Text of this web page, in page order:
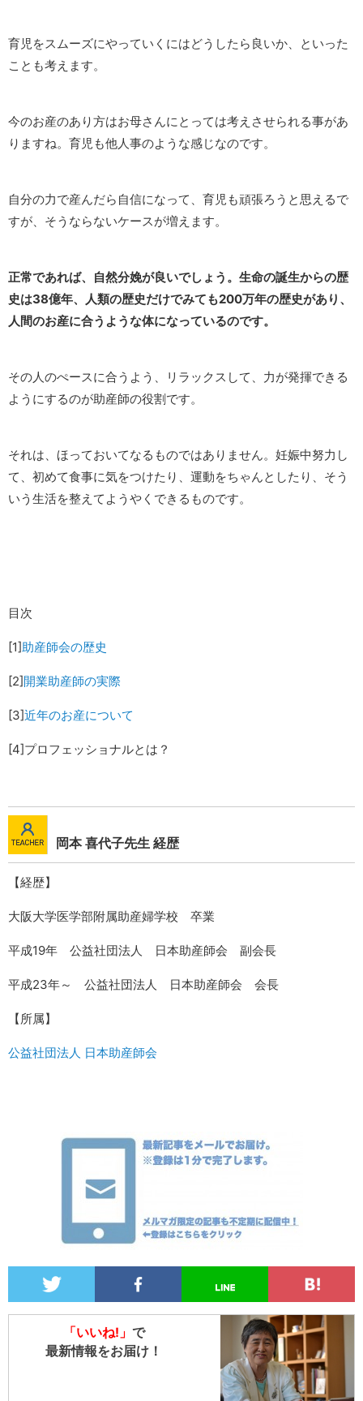
育児をスムーズにやっていくにはどうしたら良いか、といった
ことも考えます。
今のお産のあり方はお母さんにとっては考えさせられる事があ
りますね。育児も他人事のような感じなのです。
自分の力で産んだら自信になって、育児も頑張ろうと思えるで
すが、そうならないケースが増えます。
正常であれば、自然分娩が良いでしょう。生命の誕生からの歴
史は38億年、人類の歴史だけでみても200万年の歴史があり、
人間のお産に合うような体になっているのです。
その人のぺースに合うよう、リラックスして、力が発揮できる
ようにするのが助産師の役割です。
それは、ほっておいてなるものではありません。妊娠中努力し
て、初めて食事に気をつけたり、運動をちゃんとしたり、そう
いう生活を整えてようやくできるものです。
目次
[1]助産師会の歴史
[2]開業助産師の実際
[3]近年のお産について
[4]プロフェッショナルとは？
岡本 喜代子先生 経歴
【経歴】
大阪大学医学部附属助産婦学校 卒業
平成19年 公益社団法人 日本助産師会 副会長
平成23年～ 公益社団法人 日本助産師会 会長
【所属】
公益社団法人 日本助産師会
「いいね!」 で
最新情報をお届け！